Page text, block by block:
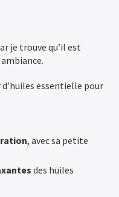
je trouve qu’il est
d’huiles essentielle pour
, avec sa petite
des huiles